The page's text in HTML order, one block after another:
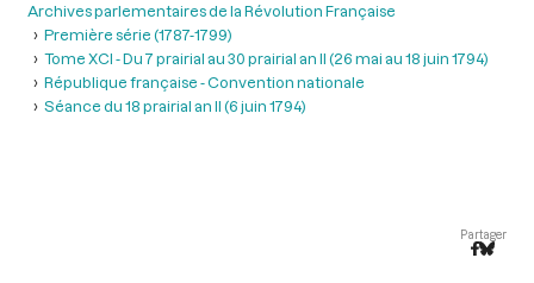
Archives parlementaires de la Révolution Française
Première série (1787-1799)
Tome XCI - Du 7 prairial au 30 prairial an II (26 mai au 18 juin 1794)
République française - Convention nationale
Séance du 18 prairial an II (6 juin 1794)
Partager